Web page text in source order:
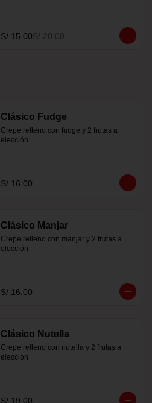
S/ 15.00S/ 20.00
Clásico Fudge
Crepe relleno con fudge y 2 frutas a
elección
S/ 16.00
Clásico Manjar
Crepe relleno con manjar y 2 frutas a
elección
S/ 16.00
Clásico Nutella
Crepe relleno con nutella y 2 frutas a
elección
S/ 19.00